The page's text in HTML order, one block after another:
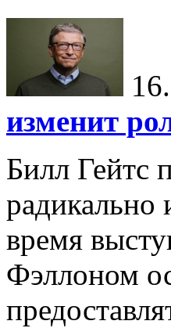
изменит
Билл Гейтс
радикально
время
Фэллоном